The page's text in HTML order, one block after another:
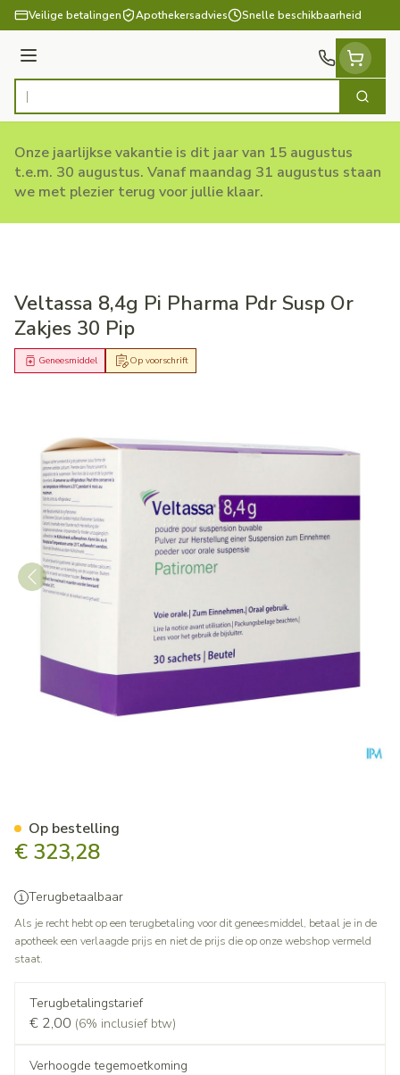
Ga naar de inhoud
Veilige betalingen Apothekersadvies Snelle beschikbaarheid
Menu
Product, merk, categorie... Zoek
Onze jaarlijkse vakantie is dit jaar van 15 augustus
t.e.m. 30 augustus. Vanaf maandag 31 augustus staan
we met plezier terug voor jullie klaar.
Veltassa 8,4g Pi Pharma Pdr Susp Or
Zakjes 30 Pip
Op voorschrift
Geneesmiddel
€ 323,28
Terugbetaalbaar
Als je recht hebt op een terugbetaling voor dit geneesmiddel, betaal je in de
apotheek een verlaagde prijs en niet de prijs die op onze webshop vermeld
staat.
Terugbetalingstarief
€ 2,00 (6% inclusief btw)
Verhoogde tegemoetkoming
Op bestelling